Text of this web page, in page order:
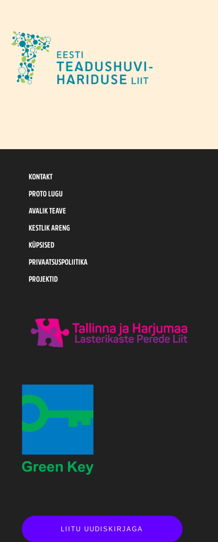
KONTAKT
PROTO LUGU
AVALIK TEAVE
KESTLIK ARENG
KÜPSISED
PRIVAATSUSPOLIITIKA
PROJEKTID
LIITU UUDISKIRJAGA